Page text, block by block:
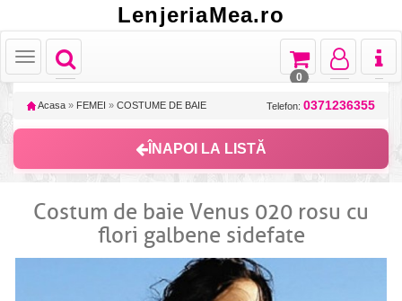
LenjeriaMea.ro
Toggle
navigation
Toggle
Toggle
navigation
Toggle
navigation
Toggle
navigation
0
Acasa » FEMEI » COSTUME DE BAIE Telefon: 0371236355
ÎNAPOI LA LISTĂ
Costum de baie Venus 020 rosu cu
flori galbene sidefate